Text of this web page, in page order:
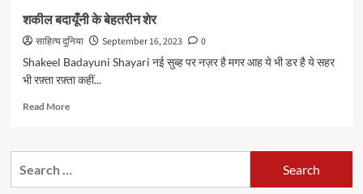
शकील बदायूँनी के बेहतरीन शेर
साहित्य दुनिया September 16, 2023
0
Shakeel Badayuni Shayari नई सुब्ह पर नज़र है मगर आह ये भी डर है ये सहर
भी रफ़्ता रफ़्ता कहीं...
Read MoreRead
शकील